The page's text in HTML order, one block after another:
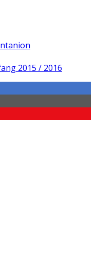
2015 / 2016